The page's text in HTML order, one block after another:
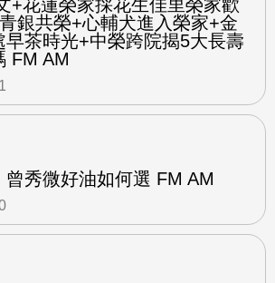
+花蓮榮家採花生佳里榮家歡
銀共榮+心輔犬進入榮家+金
早茶時光+中榮跨院揭5大長壽
FM AM
曾秀微好油如何選 FM AM